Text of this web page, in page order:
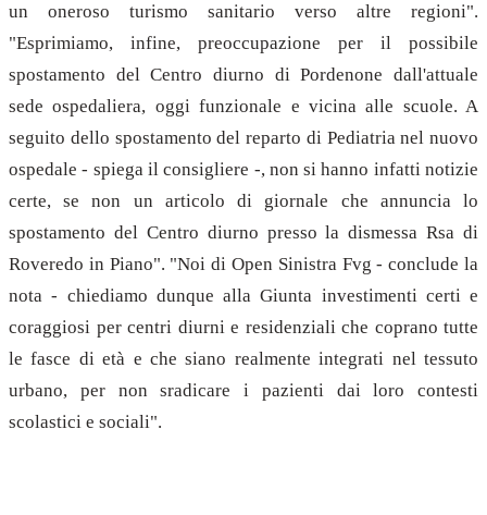
un oneroso turismo sanitario verso altre regioni".
"Esprimiamo, infine, preoccupazione per il possibile
spostamento del Centro diurno di Pordenone dall'attuale
sede ospedaliera, oggi funzionale e vicina alle scuole. A
seguito dello spostamento del reparto di Pediatria nel nuovo
ospedale - spiega il consigliere -, non si hanno infatti notizie
certe, se non un articolo di giornale che annuncia lo
spostamento del Centro diurno presso la dismessa Rsa di
Roveredo in Piano". "Noi di Open Sinistra Fvg - conclude la
nota - chiediamo dunque alla Giunta investimenti certi e
coraggiosi per centri diurni e residenziali che coprano tutte
le fasce di età e che siano realmente integrati nel tessuto
urbano, per non sradicare i pazienti dai loro contesti
scolastici e sociali".